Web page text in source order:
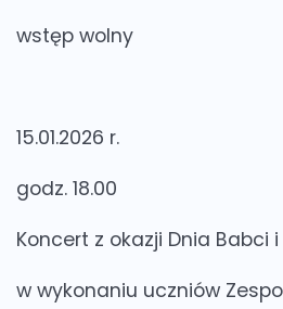
wstęp wolny
15.01.2026 r.
godz. 18.00
Koncert z okazji Dnia Babci
w wykonaniu uczniów